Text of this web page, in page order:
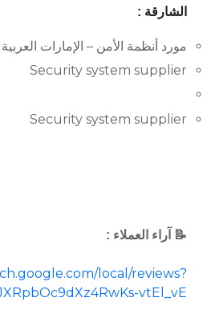
الشارقة :
مورد أنظمة الأمن – الإمارات
Security system supplier
Security system supplier
📝 آراء العملاء :
local/reviews?
vtEl_vE